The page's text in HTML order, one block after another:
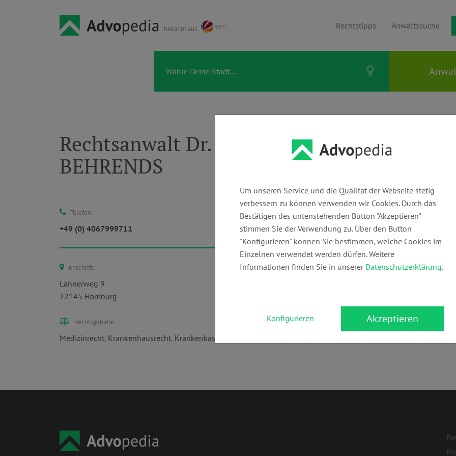
bekannt aus Rechtstipps Anwaltssuche
Rechtsanwalt Dr. BEHREND
BEHRENDS
Telefon:
+49 (0) 4067999711
E-Mail:
dr.behrendbehrends@t-online.de
Anschrift:
Lannerweg 9
22145 Hamburg
Rechtsgebiete:
Medizinrecht, Krankenhausrecht, Krankenkassenrecht
Um unseren Service und die Qualität der Webseite stetig
verbessern zu können verwenden wir Cookies. Durch das
Bestätigen des untenstehenden Button "Akzeptieren"
stimmen Sie der Verwendung zu. Über den Button
"Konfigurieren" können Sie bestimmen, welche Cookies im
Einzelnen verwendet werden dürfen. Weitere
Informationen finden Sie in unserer Datenschutzerklärung.
Konfigurieren Akzeptieren